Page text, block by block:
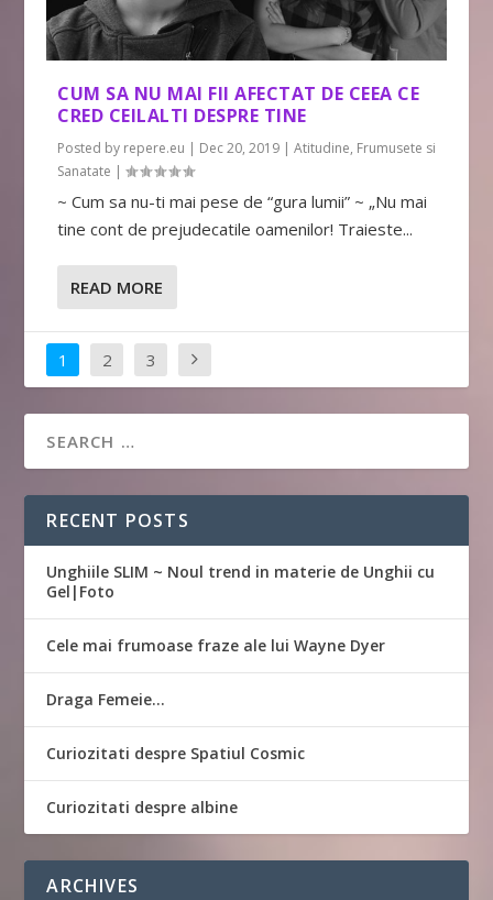
CUM SA NU MAI FII AFECTAT DE CEEA CE
CRED CEILALTI DESPRE TINE
Posted by repere.eu | Dec 20, 2019 |Atitudine, Frumusete si
Sanatate |
~ Cum sa nu-ti mai pese de “gura lumii” ~ „Nu mai
tine cont de prejudecatile oamenilor! Traieste...
READ MORE
1 2 3
RECENT POSTS
Unghiile SLIM ~ Noul trend in materie de Unghii cu
Gel|Foto
Cele mai frumoase fraze ale lui Wayne Dyer
Draga Femeie…
Curiozitati despre Spatiul Cosmic
Curiozitati despre albine
ARCHIVES